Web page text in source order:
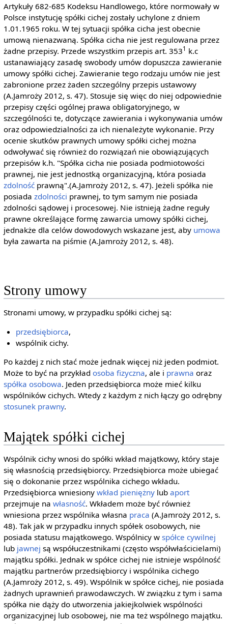
Artykuły 682-685 Kodeksu Handlowego, które normowały w
Polsce instytucję spółki cichej zostały uchylone z dniem
1.01.1965 roku. W tej sytuacji spółka cicha jest obecnie
umową nienazwaną. Spółka cicha nie jest regulowana przez
żadne przepisy. Przede wszystkim przepis art. 3531 k.c
ustanawiający zasadę swobody umów dopuszcza zawieranie
umowy spółki cichej. Zawieranie tego rodzaju umów nie jest
zabronione przez żaden szczególny przepis ustawowy
(A.Jamroży 2012, s. 47). Stosuje się więc do niej odpowiednie
przepisy części ogólnej prawa obligatoryjnego, w
szczególności te, dotyczące zawierania i wykonywania umów
oraz odpowiedzialności za ich nienależyte wykonanie. Przy
ocenie skutków prawnych umowy spółki cichej można
odwoływać się również do rozwiązań nie obowiązujących
przepisów k.h. "Spółka cicha nie posiada podmiotowości
prawnej, nie jest jednostką organizacyjną, która posiada
zdolnośćprawną".(A.Jamroży 2012, s. 47). Jeżeli spółka nie
posiada zdolności prawnej, to tym samym nie posiada
zdolności sądowej i procesowej. Nie istnieją żadne reguły
prawne określające formę zawarcia umowy spółki cichej,
jednakże dla celów dowodowych wskazane jest, aby umowa
była zawarta na piśmie (A.Jamroży 2012, s. 48).
Strony umowy
Stronami umowy, w przypadku spółki cichej są:
przedsiębiorca,
wspólnik cichy.
Po każdej z nich stać może jednak więcej niż jeden podmiot.
Może to być na przykład osoba fizyczna, ale i prawna oraz
spółka osobowa. Jeden przedsiębiorca może mieć kilku
wspólników cichych. Wtedy z każdym z nich łączy go odrębny
stosunek prawny.
Majątek spółki cichej
Wspólnik cichy wnosi do spółki wkład majątkowy, który staje
się własnością przedsiębiorcy. Przedsiębiorca może ubiegać
się o dokonanie przez wspólnika cichego wkładu.
Przedsiębiorca wniesiony wkład pieniężnylub aport
przejmuje na własność. Wkładem może być również
wniesiona przez wspólnika własna praca (A.Jamroży 2012, s.
48). Tak jak w przypadku innych spółek osobowych, nie
posiada statusu majątkowego. Wspólnicy w spółce cywilnej
lub jawnej są współuczestnikami (często współwłaścicielami)
majątku spółki. Jednak w spółce cichej nie istnieje wspólność
majątku partnerów przedsiębiorcy i wspólnika cichego
(A.Jamroży 2012, s. 49). Wspólnik w spółce cichej, nie posiada
żadnych uprawnień prawodawczych. W związku z tym i sama
spółka nie dąży do utworzenia jakiejkolwiek wspólności
organizacyjnej lub osobowej, nie ma też wspólnego majątku.